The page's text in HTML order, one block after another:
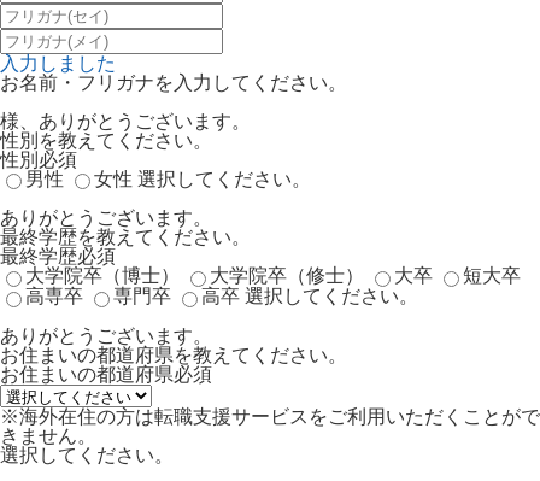
入力しました
お名前・フリガナを入力してください。
様、ありがとうございます。
性別を教えてください。
性別 必須
男性
女性 選択してください。
ありがとうございます。
最終学歴を教えてください。
最終学歴必須
大学院卒（博士）
大学院卒（修士） 大卒
短大卒
高専卒
専門卒 高卒 選択してください。
ありがとうございます。
お住まいの都道府県を教えてください。
お住まいの都道府県必須
※海外在住の方は転職支援サービスをご利用いただくことがで
きません。
選択してください。